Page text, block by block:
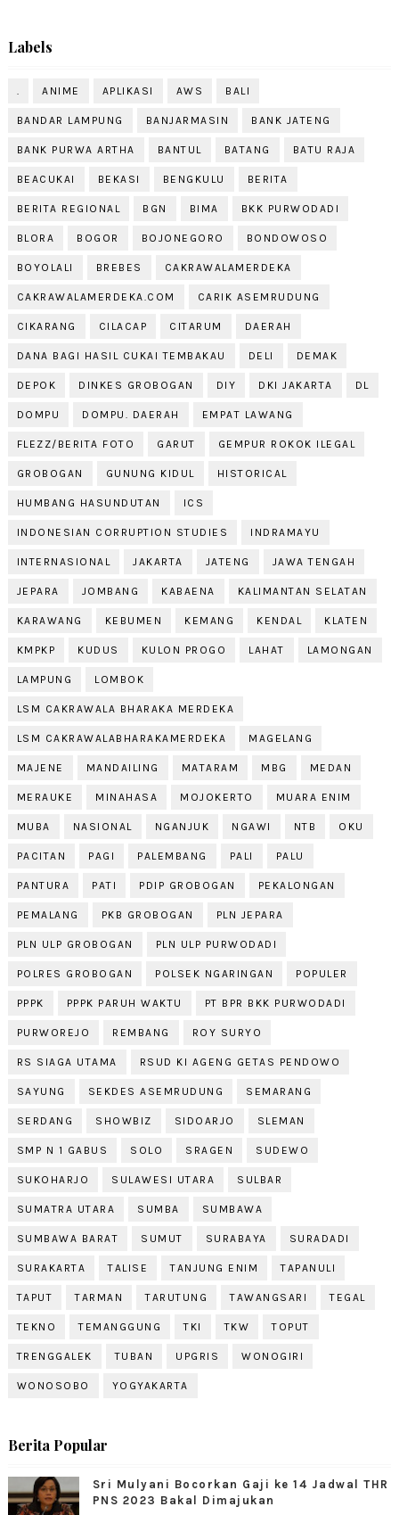
Labels
ANIME APLIKASI AWS BALI
BANDAR LAMPUNG BANJARMASIN BANK JATENG
BANK PURWA ARTHA BANTUL BATANG BATU RAJA
BEACUKAI BEKASI BENGKULU BERITA
BERITA REGIONAL BGN BIMA BKK PURWODADI
BLORA BOGOR BOJONEGORO BONDOWOSO
BOYOLALI BREBES CAKRAWALAMERDEKA
CAKRAWALAMERDEKA.COM CARIK ASEMRUDUNG
CIKARANG CILACAP CITARUM DAERAH
DANA BAGI HASIL CUKAI TEMBAKAU DELI DEMAK
DEPOK DINKES GROBOGAN DIY DKI JAKARTA DL
DOMPU DOMPU. DAERAH EMPAT LAWANG
FLEZZ/BERITA FOTO GARUT GEMPUR ROKOK ILEGAL
GROBOGAN GUNUNG KIDUL HISTORICAL
HUMBANG HASUNDUTAN ICS
INDONESIAN CORRUPTION STUDIES INDRAMAYU
INTERNASIONAL JAKARTA JATENG JAWA TENGAH
JEPARA JOMBANG KABAENA KALIMANTAN SELATAN
KARAWANG KEBUMEN KEMANG KENDAL KLATEN
KMPKP KUDUS KULON PROGO LAHAT LAMONGAN
LAMPUNG LOMBOK
LSM CAKRAWALA BHARAKA MERDEKA
LSM CAKRAWALABHARAKAMERDEKA MAGELANG
MAJENE MANDAILING MATARAM MBG MEDAN
MERAUKE MINAHASA MOJOKERTO MUARA ENIM
MUBA NASIONAL NGANJUK NGAWI NTB OKU
PACITAN PAGI PALEMBANG PALI PALU
PANTURA PATI PDIP GROBOGAN PEKALONGAN
PEMALANG PKB GROBOGAN PLN JEPARA
PLN ULP GROBOGAN PLN ULP PURWODADI
POLRES GROBOGAN POLSEK NGARINGAN POPULER
PPPK PPPK PARUH WAKTU PT BPR BKK PURWODADI
PURWOREJO REMBANG ROY SURYO
RS SIAGA UTAMA RSUD KI AGENG GETAS PENDOWO
SAYUNG SEKDES ASEMRUDUNG SEMARANG
SERDANG SHOWBIZ SIDOARJO SLEMAN
SMP N 1 GABUS SOLO SRAGEN SUDEWO
SUKOHARJO SULAWESI UTARA SULBAR
SUMATRA UTARA SUMBA SUMBAWA
SUMBAWA BARAT SUMUT SURABAYA SURADADI
SURAKARTA TALISE TANJUNG ENIM TAPANULI
TAPUT TARMAN TARUTUNG TAWANGSARI TEGAL
TEKNO TEMANGGUNG TKI TKW TOPUT
TRENGGALEK TUBAN UPGRIS WONOGIRI
WONOSOBO YOGYAKARTA
Berita Popular
Sri Mulyani Bocorkan Gaji ke 14 Jadwal THR
PNS 2023 Bakal Dimajukan